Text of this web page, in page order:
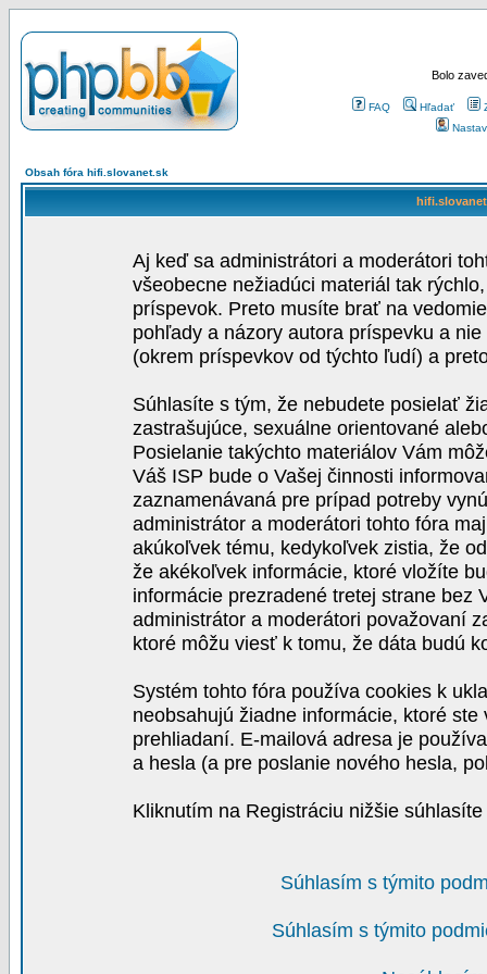
Bolo
FAQ Hľadať
Obsah fóra hifi.slovanet.sk
Aj keď sa administrátori a moderátori
všeobecne nežiadúci materiál tak
príspevok. Preto musíte brať na
pohľady a názory autora príspevku a
(okrem príspevkov od týchto ľudí) a
Súhlasíte s tým, že nebudete posielať
zastrašujúce, sexuálne orientované
Posielanie takýchto materiálov Vám
Váš ISP bude o Vašej činnosti
zaznamenávaná pre prípad potreby
administrátor a moderátori tohto fóra
akúkoľvek tému, kedykoľvek zistia, že
že akékoľvek informácie, ktoré vložíte
informácie prezradené tretej strane bez
administrátor a moderátori považovaní
ktoré môžu viesť k tomu, že dáta budú
Systém tohto fóra používa cookies k
neobsahujú žiadne informácie, ktoré
prehliadaní. E-mailová adresa je
a hesla (a pre poslanie nového hesla,
Kliknutím na Registráciu nižšie
Súhlasím s týmito
Súhlasím s týmito